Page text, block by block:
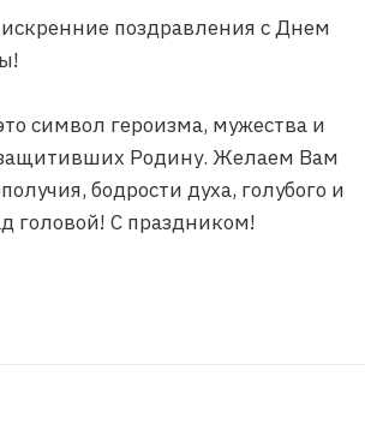
поздравления с Днем
символ героизма, мужества и
Родину. Желаем Вам
бодрости духа, голубого и
головой! С праздником!